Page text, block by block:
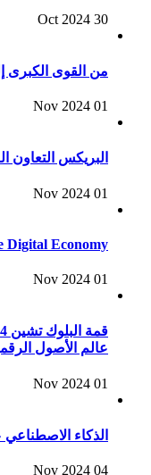
30 Oct 2024
من القوى الكبرى
01 Nov 2024
البريكس التعاون
01 Nov 2024
Digital Economy
01 Nov 2024
عالم الأصول
01 Nov 2024
الذكاء
04 Nov 2024